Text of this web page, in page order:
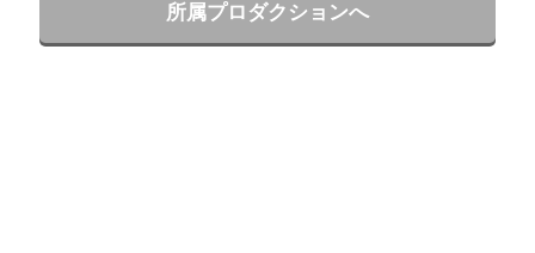
所属プロダクションへ